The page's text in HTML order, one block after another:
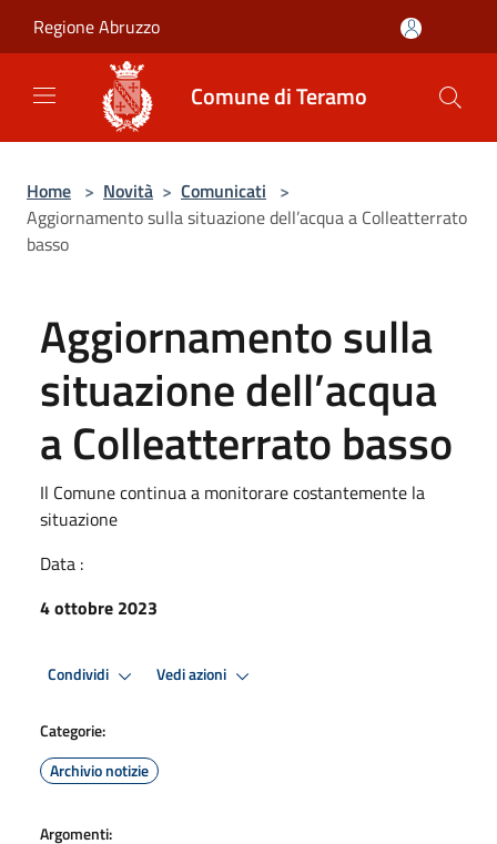
Regione Abruzzo
Comune di Teramo
Home > Novità > Comunicati >
Aggiornamento sulla situazione dell’acqua a Colleatterrato
basso
Aggiornamento sulla
situazione dell’acqua
a Colleatterrato basso
Il Comune continua a monitorare costantemente la
situazione
Data :
4 ottobre 2023
Condividi Vedi azioni
Categorie:
Archivio notizie
Argomenti: